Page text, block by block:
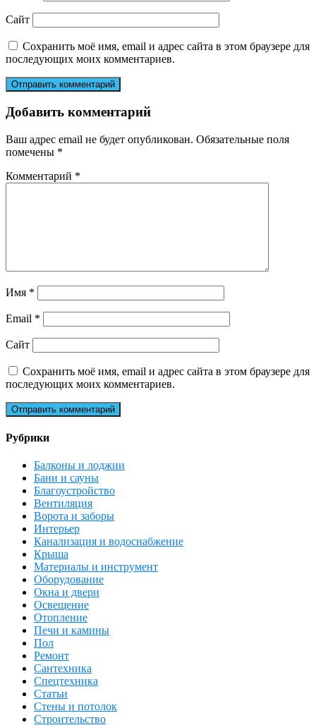
Сайт
Сохранить моё имя, email и адрес сайта в этом браузере для
последующих моих комментариев.
Добавить комментарий
Ваш адрес email не будет опубликован. Обязательные поля
помечены *
Комментарий *
Имя *
Email *
Сайт
Сохранить моё имя, email и адрес сайта в этом браузере для
последующих моих комментариев.
Рубрики
Балконы и лоджии
Бани и сауны
Благоустройство
Вентиляция
Ворота и заборы
Интерьер
Канализация и водоснабжение
Крыша
Материалы и инструмент
Оборудование
Окна и двери
Освещение
Отопление
Печи и камины
Пол
Ремонт
Сантехника
Спецтехника
Статьи
Стены и потолок
Строительство